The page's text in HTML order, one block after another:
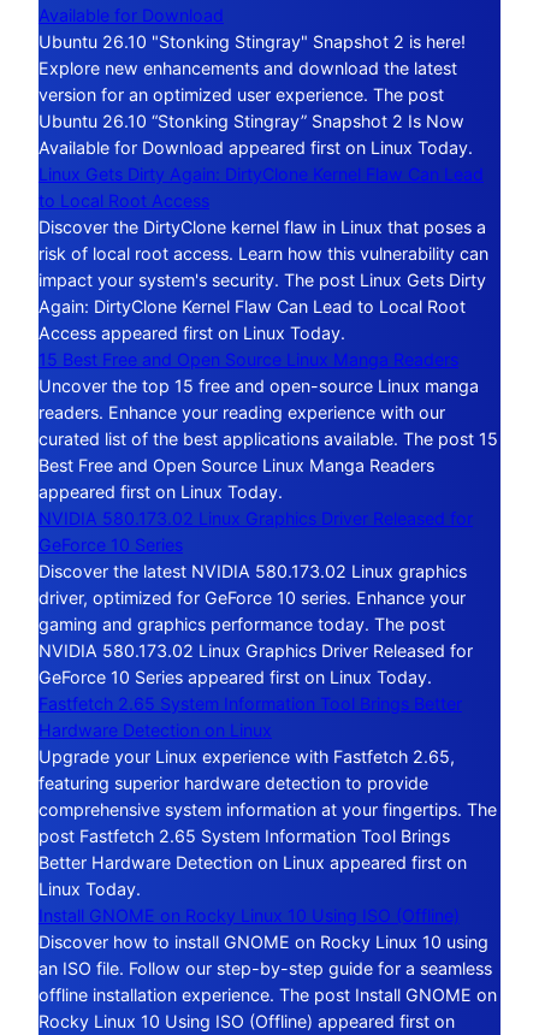
Available for Download
Ubuntu 26.10 "Stonking Stingray" Snapshot 2 is here!
Explore new enhancements and download the latest
version for an optimized user experience. The post
Ubuntu 26.10 “Stonking Stingray” Snapshot 2 Is Now
Available for Download appeared first on Linux Today.
Linux Gets Dirty Again: DirtyClone Kernel Flaw Can Lead
to Local Root Access
Discover the DirtyClone kernel flaw in Linux that poses a
risk of local root access. Learn how this vulnerability can
impact your system's security. The post Linux Gets Dirty
Again: DirtyClone Kernel Flaw Can Lead to Local Root
Access appeared first on Linux Today.
15 Best Free and Open Source Linux Manga Readers
Uncover the top 15 free and open-source Linux manga
readers. Enhance your reading experience with our
curated list of the best applications available. The post 15
Best Free and Open Source Linux Manga Readers
appeared first on Linux Today.
NVIDIA 580.173.02 Linux Graphics Driver Released for
GeForce 10 Series
Discover the latest NVIDIA 580.173.02 Linux graphics
driver, optimized for GeForce 10 series. Enhance your
gaming and graphics performance today. The post
NVIDIA 580.173.02 Linux Graphics Driver Released for
GeForce 10 Series appeared first on Linux Today.
Fastfetch 2.65 System Information Tool Brings Better
Hardware Detection on Linux
Upgrade your Linux experience with Fastfetch 2.65,
featuring superior hardware detection to provide
comprehensive system information at your fingertips. The
post Fastfetch 2.65 System Information Tool Brings
Better Hardware Detection on Linux appeared first on
Linux Today.
Install GNOME on Rocky Linux 10 Using ISO (Offline)
Discover how to install GNOME on Rocky Linux 10 using
an ISO file. Follow our step-by-step guide for a seamless
offline installation experience. The post Install GNOME on
Rocky Linux 10 Using ISO (Offline) appeared first on